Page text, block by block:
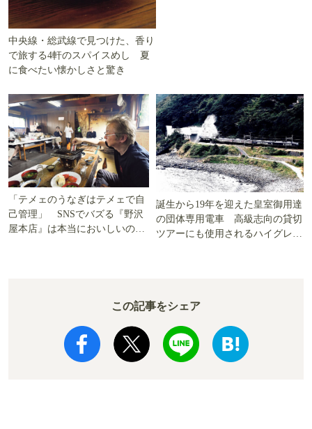
中央線・総武線で見つけた、香り
で旅する4軒のスパイスめし 夏
に食べたい懐かしさと驚き
「テメェのうなぎはテメェで自
己管理」 SNSでバズる『野沢
屋本店』は本当においしいの
誕生から19年を迎えた皇室御用達
の団体専用電車 高級志向の貸切
ツアーにも使用されるハイグレー
この記事をシェア